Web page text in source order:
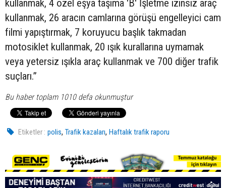
kullanmak, 4 özel eşya taşıma 'B' İşletme izinsiz araç
kullanmak, 26 aracın camlarına görüşü engelleyici cam
filmi yapıştırmak, 7 koruyucu başlık takmadan
motosiklet kullanmak, 20 ışık kurallarına uymamak
veya yetersiz ışıkla araç kullanmak ve 700 diğer trafik
suçları.”
Bu haber toplam 1010 defa okunmuştur
Etiketler : polis,Trafik kazaları,Haftalık trafik raporu